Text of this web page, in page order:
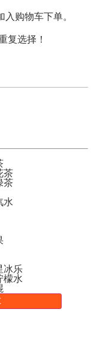
购物车下单。
复选择！
茶
茶
水
冰乐
檬水